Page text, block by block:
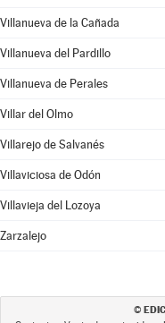
Villanueva de la Cañada
Villanueva del Pardillo
Villanueva de Perales
Villar del Olmo
Villarejo de Salvanés
Villaviciosa de Odón
Villavieja del Lozoya
Zarzalejo
©